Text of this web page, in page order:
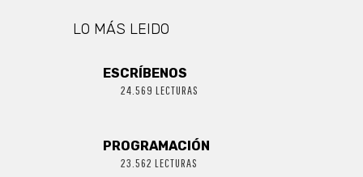
LO MÁS LEIDO
ESCRÍBENOS
24.569 LECTURAS
PROGRAMACIÓN
23.562 LECTURAS